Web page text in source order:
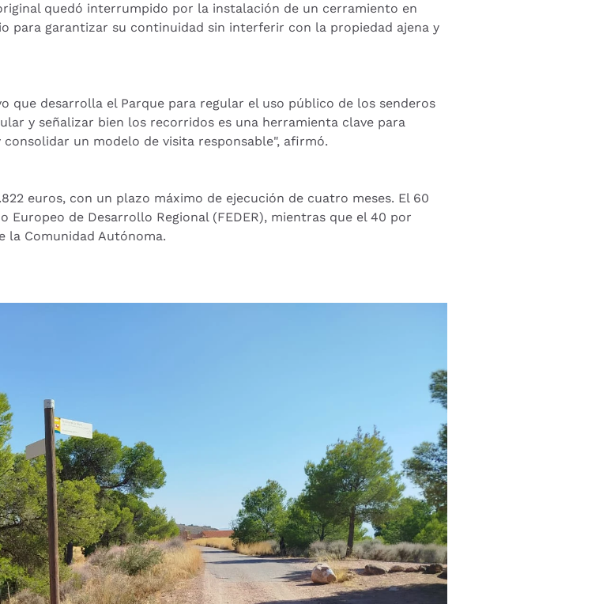
quedó interrumpido por la instalación de un cerramiento en
para garantizar su continuidad sin interferir con la propiedad ajena y
que desarrolla el Parque para regular el uso público de los senderos
y señalizar bien los recorridos es una herramienta clave para
un modelo de visita responsable", afirmó.
euros, con un plazo máximo de ejecución de cuatro meses. El 60
de Desarrollo Regional (FEDER), mientras que el 40 por
la Comunidad Autónoma.